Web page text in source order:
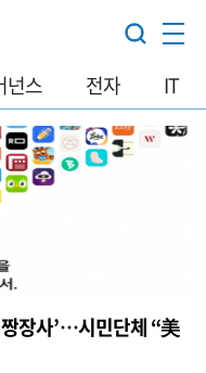
넌스 전자 IT
장사’…시민단체 “美